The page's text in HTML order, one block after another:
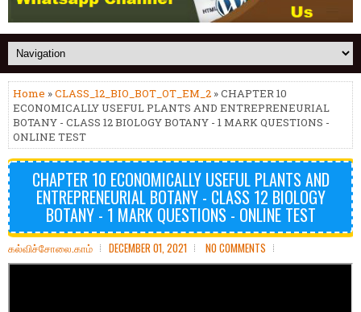
Home »CLASS_12_BIO_BOT_OT_EM_2 » CHAPTER 10
ECONOMICALLY USEFUL PLANTS AND ENTREPRENEURIAL
BOTANY - CLASS 12 BIOLOGY BOTANY - 1 MARK QUESTIONS -
ONLINE TEST
CHAPTER 10 ECONOMICALLY USEFUL PLANTS AND
ENTREPRENEURIAL BOTANY - CLASS 12 BIOLOGY
BOTANY - 1 MARK QUESTIONS - ONLINE TEST
கல்விச்சோலை.காம் DECEMBER 01, 2021 NO COMMENTS